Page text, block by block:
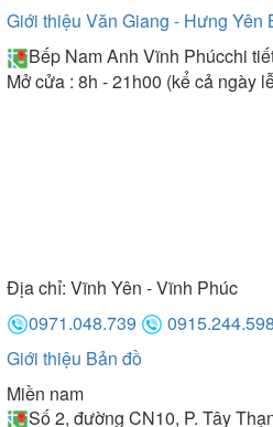
Giới thiệu Văn Giang - Hưng Yên
Bếp Nam Anh Vĩnh Phúcchi
Mở cửa : 8h - 21h00 (kể cả ngày
Địa chỉ: Vĩnh Yên - Vĩnh Phúc
0971.048.739
0915.244.598
Giới thiệu Bản đồ
Miền nam
Số 2, đường CN10, P. Tây